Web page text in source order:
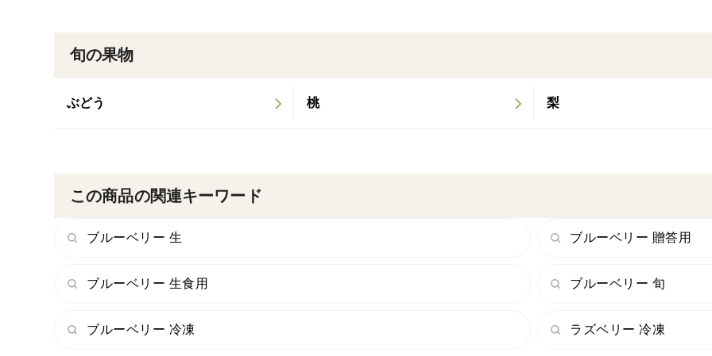
なっております。
あつあつのトーストにたっぷりと♪
その日の気分で
旬の果物
ぶどう 桃 梨
この商品の関連キーワード
ブルーベリー 生 ブルーベリー 贈答用
ブルーベリー 生食用 ブルーベリー 旬
ブルーベリー 冷凍 ラズベリー 冷凍